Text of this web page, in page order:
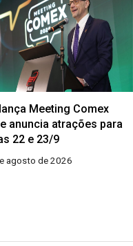
Meeting Comex
anuncia atrações para
22 e 23/9
agosto de 2026